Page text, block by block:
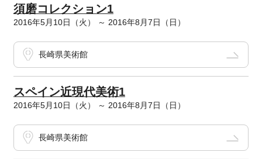
須磨コレクション1
2016年5月10日（火） ～ 2016年8月7日（日）
長崎県美術館
スペイン近現代美術1
2016年5月10日（火） ～ 2016年8月7日（日）
長崎県美術館